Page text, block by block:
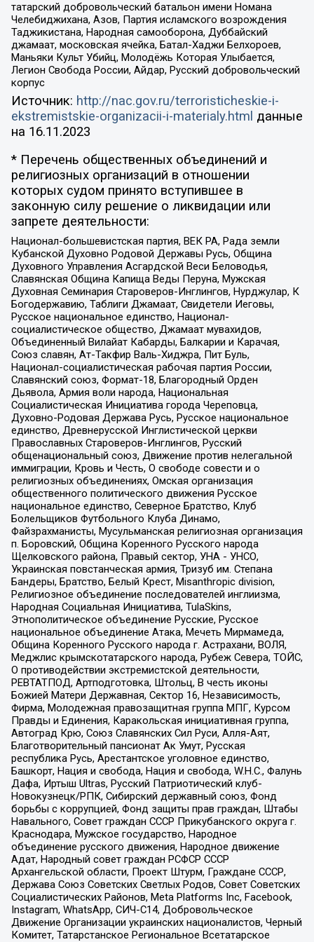
татарский добровольческий батальон имени Номана
Челебиджихана, Азов, Партия исламского возрождения
Таджикистана, Народная самооборона, Дуббайский
джамаат, московская ячейка, Батал-Хаджи Белхороев,
Маньяки Культ Убийц, Молодёжь Которая Улыбается,
Легион Свобода России, Айдар, Русский добровольческий
корпус
Источник: http://nac.gov.ru/terroristicheskie-i-
ekstremistskie-organizacii-i-materialy.html данные
на 16.11.2023
* Перечень общественных объединений и
религиозных организаций в отношении
которых судом принято вступившее в
законную силу решение о ликвидации или
запрете деятельности:
Национал-большевистская партия, ВЕК РА, Рада земли
Кубанской Духовно Родовой Державы Русь, Община
Духовного Управления Асгардской Веси Беловодья,
Славянская Община Капища Веды Перуна, Мужская
Духовная Семинария Староверов-Инглингов, Нурджулар, К
Богодержавию, Таблиги Джамаат, Свидетели Иеговы,
Русское национальное единство, Национал-
социалистическое общество, Джамаат мувахидов,
Объединенный Вилайат Кабарды, Балкарии и Карачая,
Союз славян, Ат-Такфир Валь-Хиджра, Пит Буль,
Национал-социалистическая рабочая партия России,
Славянский союз, Формат-18, Благородный Орден
Дьявола, Армия воли народа, Национальная
Социалистическая Инициатива города Череповца,
Духовно-Родовая Держава Русь, Русское национальное
единство, Древнерусской Инглистической церкви
Православных Староверов-Инглингов, Русский
общенациональный союз, Движение против нелегальной
иммиграции, Кровь и Честь, О свободе совести и о
религиозных объединениях, Омская организация
общественного политического движения Русское
национальное единство, Северное Братство, Клуб
Болельщиков Футбольного Клуба Динамо,
Файзрахманисты, Мусульманская религиозная организация
п. Боровский, Община Коренного Русского народа
Щелковского района, Правый сектор, УНА - УНСО,
Украинская повстанческая армия, Тризуб им. Степана
Бандеры, Братство, Белый Крест, Misanthropic division,
Религиозное объединение последователей инглиизма,
Народная Социальная Инициатива, TulaSkins,
Этнополитическое объединение Русские, Русское
национальное объединение Атака, Мечеть Мирмамеда,
Община Коренного Русского народа г. Астрахани, ВОЛЯ,
Меджлис крымскотатарского народа, Рубеж Севера, ТОЙС,
О противодействии экстремистской деятельности,
РЕВТАТПОД, Артподготовка, Штольц, В честь иконы
Божией Матери Державная, Сектор 16, Независимость,
Фирма, Молодежная правозащитная группа МПГ, Курсом
Правды и Единения, Каракольская инициативная группа,
Автоград Крю, Союз Славянских Сил Руси, Алля-Аят,
Благотворительный пансионат Ак Умут, Русская
республика Русь, Арестантское уголовное единство,
Башкорт, Нация и свобода, Нация и свобода, W.H.С., Фалунь
Дафа, Иртыш Ultras, Русский Патриотический клуб-
Новокузнецк/РПК, Сибирский державный союз, Фонд
борьбы с коррупцией, Фонд защиты прав граждан, Штабы
Навального, Совет граждан СССР Прикубанского округа г.
Краснодара, Мужское государство, Народное
объединение русского движения, Народное движение
Адат, Народный совет граждан РСФСР СССР
Архангельской области, Проект Штурм, Граждане СССР,
Держава Союз Советских Светлых Родов, Совет Советских
Социалистических Районов, Meta Platforms Inc, Facebook,
Instagram, WhatsApp, СИЧ-С14, Добровольческое
Движение Организации украинских националистов, Черный
Комитет, Татарстанское Региональное Всетатарское